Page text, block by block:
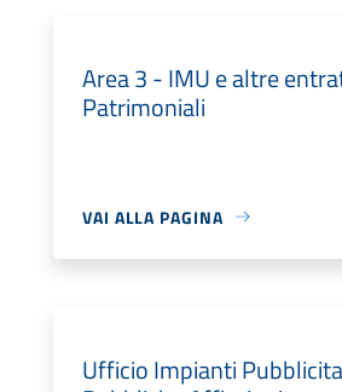
Area 3 - IMU e altre
Patrimoniali
VAI ALLA PAGINA
Ufficio Impianti